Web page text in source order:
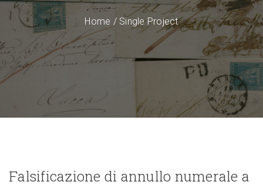
Home / Single Project
Falsificazione di annullo numerale a